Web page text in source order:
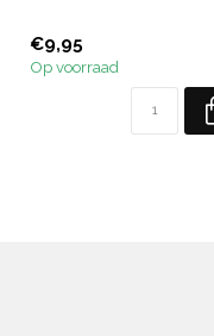
€9,95
Op voorraad